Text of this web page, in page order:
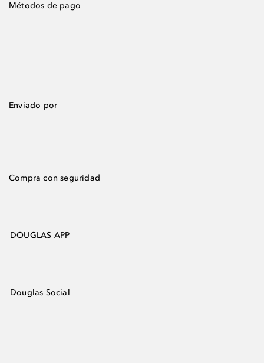
Métodos de pago
Enviado por
Compra con seguridad
DOUGLAS APP
Douglas Social